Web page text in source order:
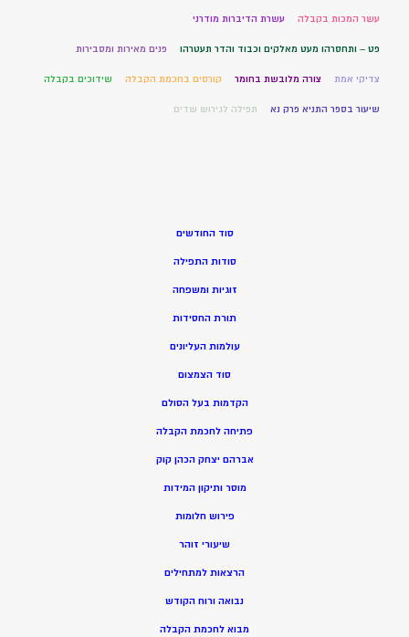
עשר המכות בקבלה עשרת הדיברות מודרני
פט – ותחסרהו מעט מאלקים וכבוד והדר תעטרהו פנים מאירות ומסבירות
צדיקי אמת צורה מלובשת בחומר קורסים בחכמת הקבלה שידוכים בקבלה
שיעור בספר התניא פרק נא תפילה לגירוש שדים
סוד החודשים
סודות התפילה
זוגיות ומשפחה
תורת החסידות
עולמות העליונים
סוד הצמצום
הקדמות בעל הסולם
פתיחה לחכמת הקבלה
אברהם יצחק הכהן קוק
מוסר ותיקון המידות
פירוש חלומות
שיעורי זוהר
הרצאות למתחילים
נבואה ורוח הקודש
מבוא לחכמת הקבלה